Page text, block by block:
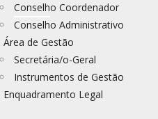
Conselho Coordenador
Conselho Administrativo
Área de Gestão
Secretária/o-Geral
Instrumentos de Gestão
Enquadramento Legal